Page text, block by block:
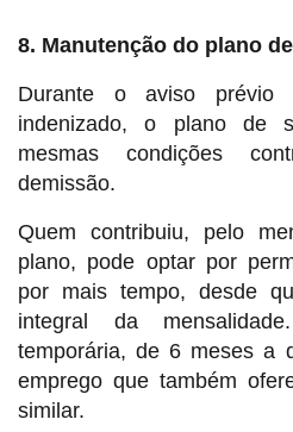
8. Manutenção do plano
Durante o aviso
indenizado, o plano de
mesmas condições
demissão.
Quem contribuiu, pelo
plano, pode optar por
por mais tempo, desde
integral da
temporária, de 6 meses a
emprego que também
similar.